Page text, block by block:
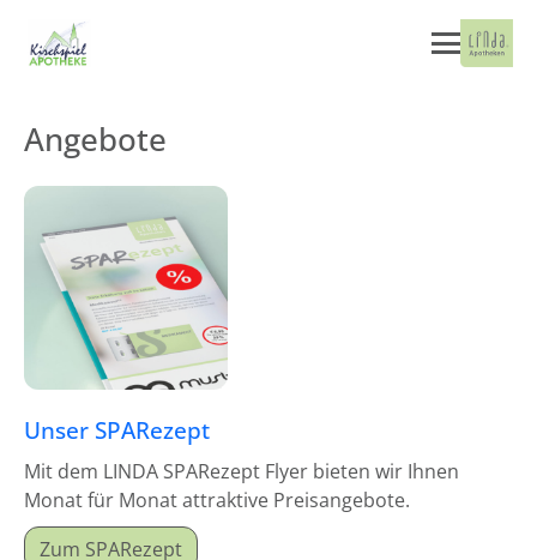
Angebote
Unser SPARezept
Mit dem LINDA SPARezept Flyer bieten wir Ihnen
Monat für Monat attraktive Preisangebote.
Zum SPARezept